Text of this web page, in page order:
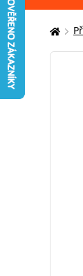
Zde
se